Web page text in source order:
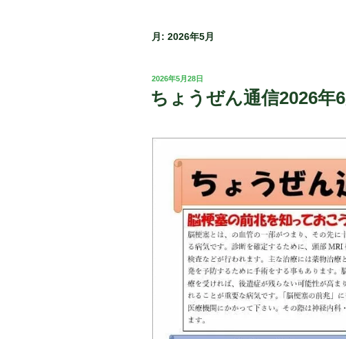
月: 2026年5月
投
稿
日:
2026年5月28日
ちょうぜん通信2026年